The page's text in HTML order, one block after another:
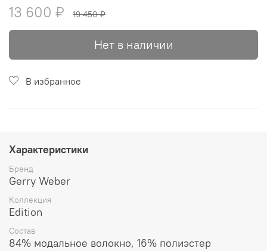
13 600 ₽
19 450 ₽
Нет в наличии
В избранное
Характеристики
Бренд
Gerry Weber
Коллекция
Edition
Состав
84% модальное волокно, 16% полиэстер